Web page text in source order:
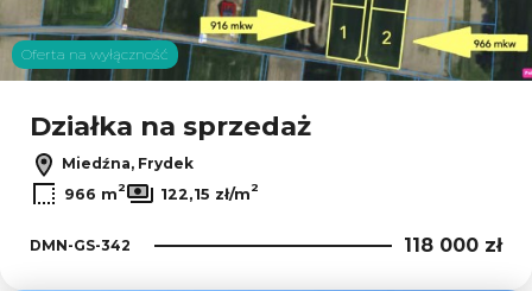
Oferta na wyłączność
Działka na sprzedaż
Miedźna, Frydek
966 m2 122,15 zł/m2
DMN-GS-342 118 000 zł